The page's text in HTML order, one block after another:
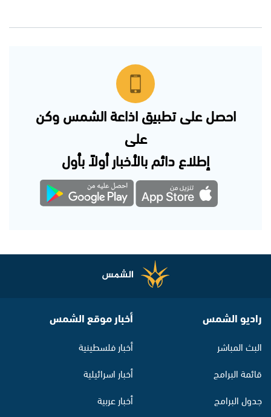
احصل على تطبيق اذاعة الشمس وكن
على
إطلاع دائم بالأخبار أولاً بأول
راديو الشمس
البث المباشر
قائمة البرامج
جدول البرامج
أخبار موقع الشمس
أخبار فلسطينية
أخبار اسرائيلية
أخبار عربية